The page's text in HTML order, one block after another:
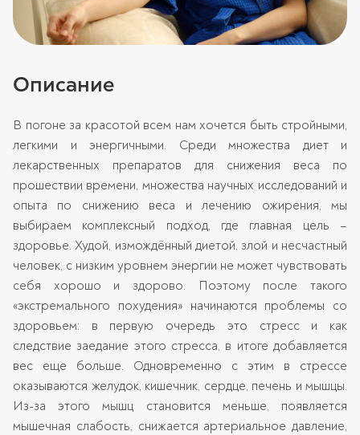
Описание
В погоне за красотой всем нам хочется быть стройными,
легкими и энергичными. Среди множества диет и
лекарственных препаратов для снижения веса по
прошествии времени, множества научных исследований и
опыта по снижению веса и лечению ожирения, мы
выбираем комплексный подход, где главная цель –
здоровье. Худой, измождённый диетой, злой и несчастный
человек, с низким уровнем энергии не может чувствовать
себя хорошо и здорово. Поэтому после такого
«экстремального похудения» начинаются проблемы со
здоровьем: в первую очередь это стресс и как
следствие заедание этого стресса, в итоге добавляется
вес еще больше. Одновременно с этим в стрессе
оказываются желудок, кишечник, сердце, печень и мышцы.
Из-за этого мышц становится меньше, появляется
мышечная слабость, снижается артериальное давление,